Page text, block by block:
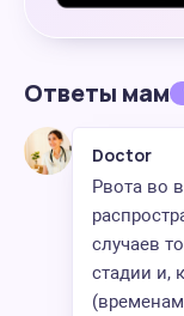
Ответы мам
Doctor
Рвота во
случаев
стадии и,